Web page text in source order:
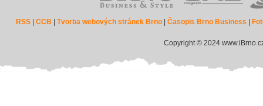
RSS |CCB |Tvorba webových stránek Brno |Časopis Brno Business
Copyright © 2024